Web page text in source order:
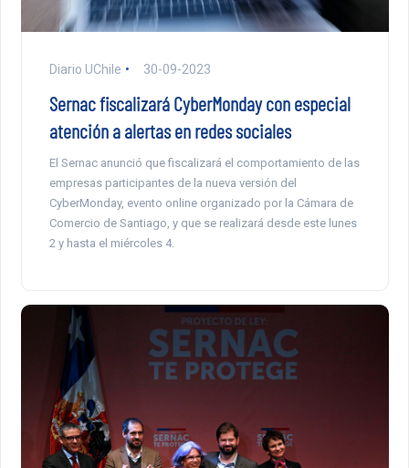
Diario UChile 30-09-2023
Sernac fiscalizará CyberMonday con especial
atención a alertas en redes sociales
El Sernac anunció que fiscalizará el comportamiento de las
empresas participantes de la nueva versión del
CyberMonday, evento online organizado por la Cámara de
Comercio de Santiago, y que se realizará desde este lunes
2 y hasta el miércoles 4.